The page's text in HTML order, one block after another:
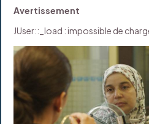
Avertissement
JUser::_load : impossible de